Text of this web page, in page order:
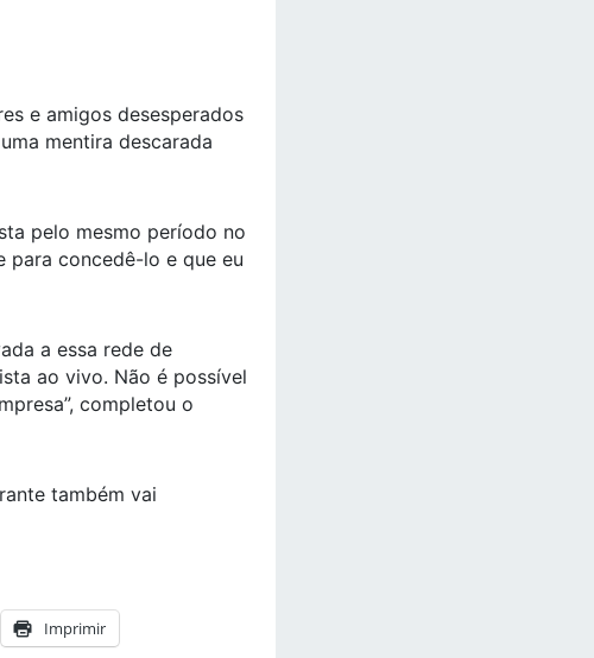
e amigos desesperados
mentira descarada
pelo mesmo período no
para concedê-lo e que eu
a essa rede de
ao vivo. Não é possível
completou o
também vai
Imprimir